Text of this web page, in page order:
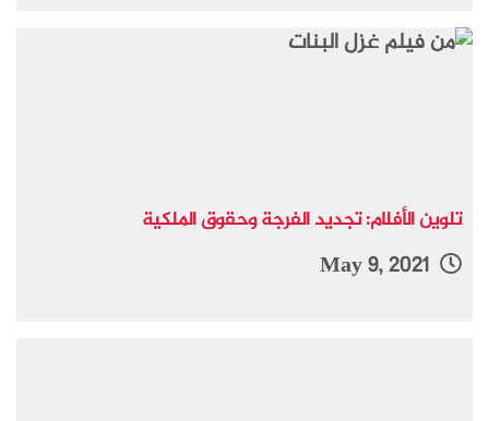
تلوين الأفلام: تجديد الفرجة وحقوق الملكية